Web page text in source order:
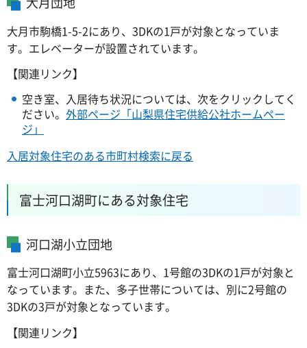
大月市駒橋1-5-2にあり、3DKの1戸が対象となっていま
す。エレベーターが設置されています。
【関連リンク】
空き室、入居待ち状況については、次をクリックしてく
ださい。 外部ページ「山梨県住宅供給公社ホームペー
ジ」
入居対象住宅のある市町村検索に戻る
富士河口湖町にある対象住宅
河口湖小立団地
富士河口湖町小立5963にあり、1号館の3DKの1戸が対象と
なっています。また、多子世帯については、別に2号館の
3DKの3戸が対象となっています。
【関連リンク】